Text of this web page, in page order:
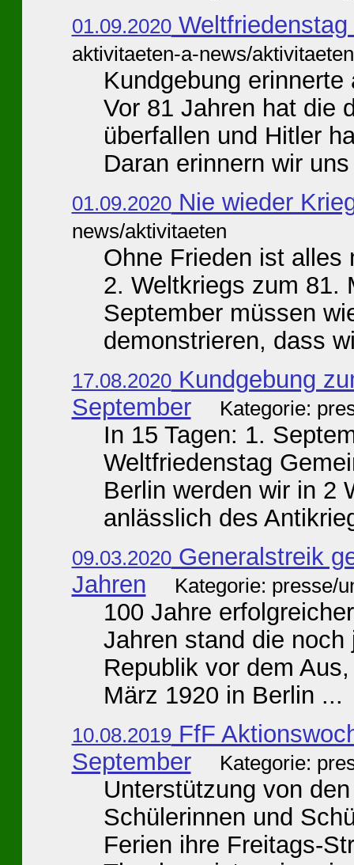
01.09.2020Weltfriedenstag
aktivitaeten-a-news/aktivitaeten
Kundgebung
Vor 81 Jahren hat die
überfallen und Hitler
Daran erinnern wir
01.09.2020Nie wieder
news/aktivitaeten
Ohne Frieden ist alles
2. Weltkriegs zum 81.
September müssen
demonstrieren, dass
17.08.2020Kundgebung
September
Kategorie:
In 15 Tagen: 1.
Weltfriedenstag
Berlin werden wir in 2
anlässlich des
09.03.2020Generalstreik
Jahren
Kategorie: presse/
100 Jahre
Jahren stand die
Republik vor dem
März 1920 in Berlin ...
10.08.2019FfF
September
Kategorie:
Unterstützung von
Schülerinnen und
Ferien ihre Freitags-